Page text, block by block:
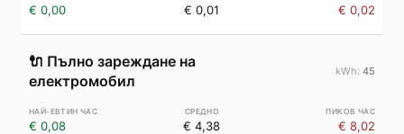
€ 0,00 € 0,01 € 0,02
🔌 Пълно зареждане на
електромобил
45
€ 0,08 € 4,38 € 8,02